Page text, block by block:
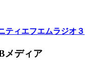
ティエフエムラジオ３
メディア